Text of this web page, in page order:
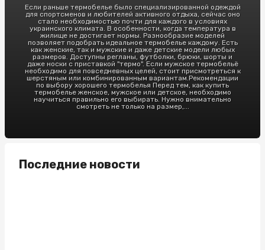
Если раньше термобелье было специализированной одеждой
для спортсменов и любителей активного отдыха, сейчас оно
стало необходимостью почти для каждого в условиях
украинского климата. В особенности, когда температура в
жилище не достигает нормы. Разнообразие моделей
позволяет подобрать идеальное термобелье каждому. Есть
как женские, так и мужские и даже детские модели любых
размеров. Доступны регланы, футболки, брюки, шорты и
даже носки с приставкой "термо". Если мужское термобельё
необходимо для повседневных целей, стоит присмотреться к
шерстяным или комбинированным вариантам.Рекомендации
по выбору хорошего термобелья Перед тем, как купить
термобелье женское, мужское или детское, необходимо
научиться правильно его выбирать. Нужно внимательно
смотреть не только на размер,...
Последние новости